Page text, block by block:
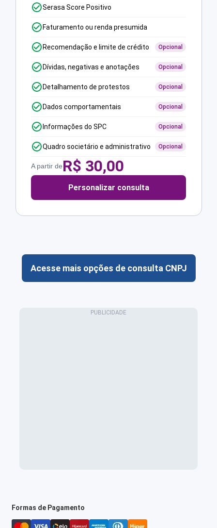
Serasa Score Positivo
Faturamento ou renda presumida
Recomendação e limite de crédito Opcional
Dívidas, negativas e anotações Opcional
Detalhamento de protestos Opcional
Dados comportamentais Opcional
Informações do SPC Opcional
Quadro societário e administrativo Opcional
A partir deR$ 30,00
Personalizar consulta
Acesse mais opções de consulta CNPJ
Formas de Pagamento